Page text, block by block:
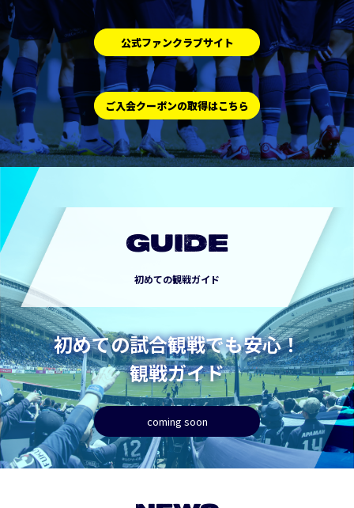
公式ファンクラブサイト
ご入会クーポンの取得はこちら
GUIDE
初めての観戦ガイド
初めての試合観戦でも安心！
観戦ガイド
coming soon